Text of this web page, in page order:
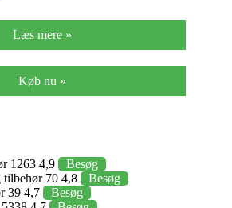
Læs mere »
Køb nu »
1263 4,9
Besøg
tilbehør 70 4,8
Besøg
39 4,7
Besøg